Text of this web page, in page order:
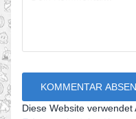
Diese Website verwendet